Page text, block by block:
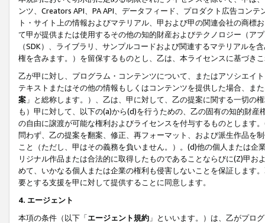
ンツ、Creators API、PA API、データフィード、プロダクト広告コン
ト・サイト上の情報およびマテリアル、甲および甲の関連会社の商
て甲が提供または使用するその他の知的財産およびテクノロジー（ア
（SDK）、ライブラリ、サンプルコードおよび関連するマテリアル
権を含みます。）を留保するものとし、乙は、本ライセンスに基づき
乙が甲に対し、プログラム・コンテンツについて、またはアソシエイ
テキストまたはその他の情報もしくはコンテンツを提供した場合、ま
案 」と総称します。）、乙は、甲に対して、乙の提案に関する一切
も）甲に対して、以下の(a)から(d)を行うための、乙の固有の知的財
の自由に譲渡が可能な権利およびライセンスを付与するものとします
問わず、乙の提案を翻案、修正、再フォーマット、および派生作品を
こと（ただし、甲はその義務を負いません。）。(d)他の個人または
リジナル作品または合法的に取得したものであることならびに(Z)甲
めて、いかなる個人または企業の権利も侵害しないことを保証します
要とする支援を甲に対して提供することに同意します。
4. エージェント
本項の条件（以下「エージェント規約 」といいます。）は、乙がプロ